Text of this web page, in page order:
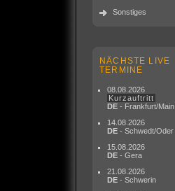
Sonstiges
NÄCHSTE LIVE
TERMINE
08.08.2026
Kurzauftritt
DE - Frankfurt/Main
14.08.2026
DE - Schwedt/Oder
15.08.2026
DE - Gera
21.08.2026
DE - Schwerin